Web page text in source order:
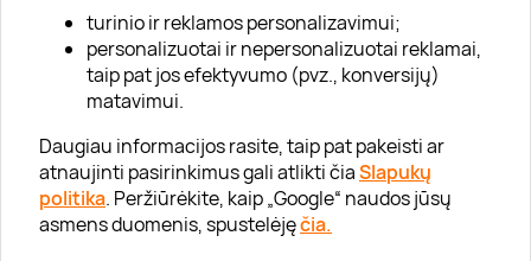
turinio ir reklamos personalizavimui;
personalizuotai ir nepersonalizuotai reklamai,
taip pat jos efektyvumo (pvz., konversijų)
matavimui.
Daugiau informacijos rasite, taip pat pakeisti ar
atnaujinti pasirinkimus gali atlikti čiaSlapukų
politika. Peržiūrėkite, kaip „Google“ naudos jūsų
asmens duomenis, spustelėjęčia.
Visi partneriai
Kontaktai
Tinklaraštis
Informacija